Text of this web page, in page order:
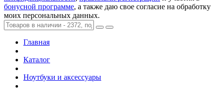
бонусной программе, а также даю свое согласие на обработку
моих персональных данных.
Главная
Каталог
Ноутбуки и аксессуары